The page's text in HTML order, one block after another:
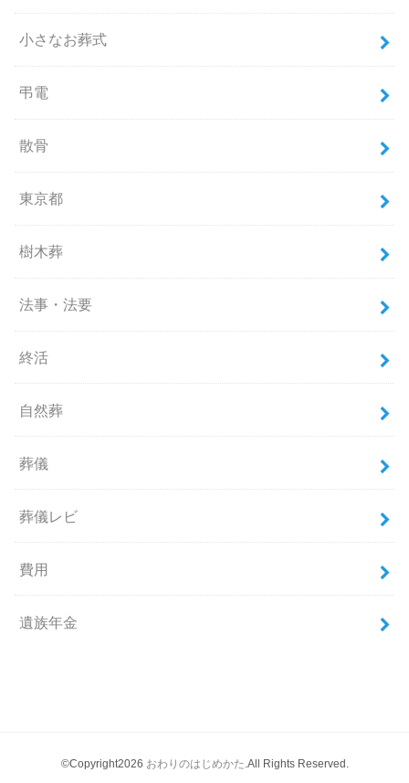
小さなお葬式
弔電
散骨
東京都
樹木葬
法事・法要
終活
自然葬
葬儀
葬儀レビ
費用
遺族年金
©Copyright2026 おわりのはじめかた.All Rights Reserved.